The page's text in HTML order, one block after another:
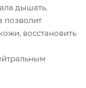
дышать.
позволит
восстановить